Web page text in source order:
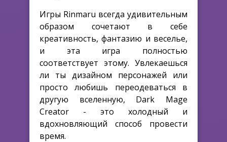
Игры Rinmaru всегда удивительным
образом сочетают в себе
креативность, фантазию и веселье,
и эта игра полностью
соответствует этому. Увлекаешься
ли ты дизайном персонажей или
просто любишь переодеваться в
другую вселенную, Dark Mage
Creator - это холодный и
вдохновляющий способ провести
время.